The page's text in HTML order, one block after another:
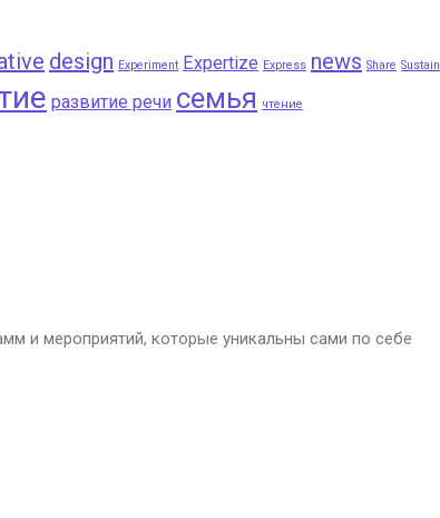
design Experiment Expertize Express news Share Sustain
развитие речи семья чтение
и мероприятий, которые уникальны сами по себе